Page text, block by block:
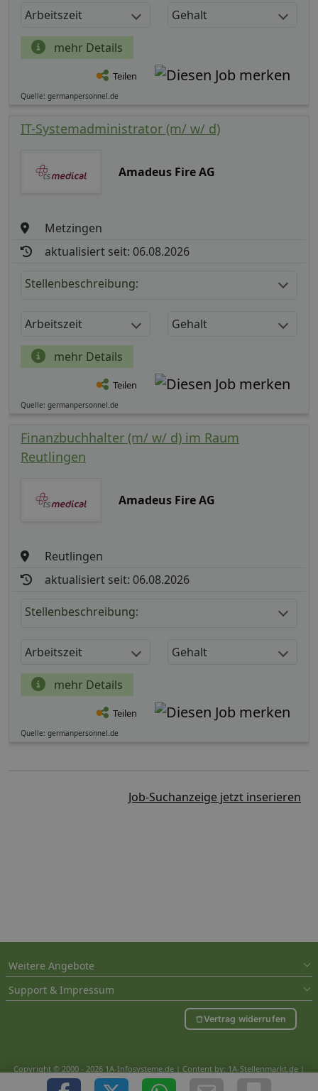
Arbeitszeit Gehalt
mehr Details
Teilen
Quelle: germanpersonnel.de
IT-Systemadministrator (m/ w/ d)
Amadeus Fire AG
Metzingen
aktualisiert seit: 06.08.2026
Stellenbeschreibung:
Arbeitszeit Gehalt
mehr Details
Teilen
Quelle: germanpersonnel.de
Finanzbuchhalter (m/ w/ d) im Raum
Reutlingen
Amadeus Fire AG
Reutlingen
aktualisiert seit: 06.08.2026
Stellenbeschreibung:
Arbeitszeit Gehalt
mehr Details
Teilen
Quelle: germanpersonnel.de
Job-Suchanzeige jetzt inserieren
Weitere Angebote
Support & Impressum
Vertrag widerrufen
Copyright © 2000 - 2026 1A-Infosysteme.de | Content by: 1A-Stellenmarkt.de |
07.08.2026| CFo: nur_Artikel|SEO_anpassung ( 0.856)